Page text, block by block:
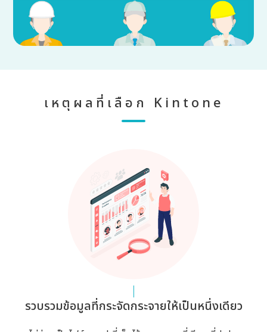
เหตุผลที่เลือก Kintone
รวบรวมข้อมูลที่กระจัดกระจายให้เป็นหนึ่งเดียว